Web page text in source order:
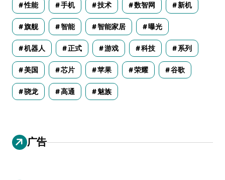
性能 手机 技术 数智网 新机
旗舰 智能 智能家居 曝光
机器人 正式 游戏 科技 系列
美国 芯片 苹果 荣耀 谷歌
骁龙 高通 魅族
广告